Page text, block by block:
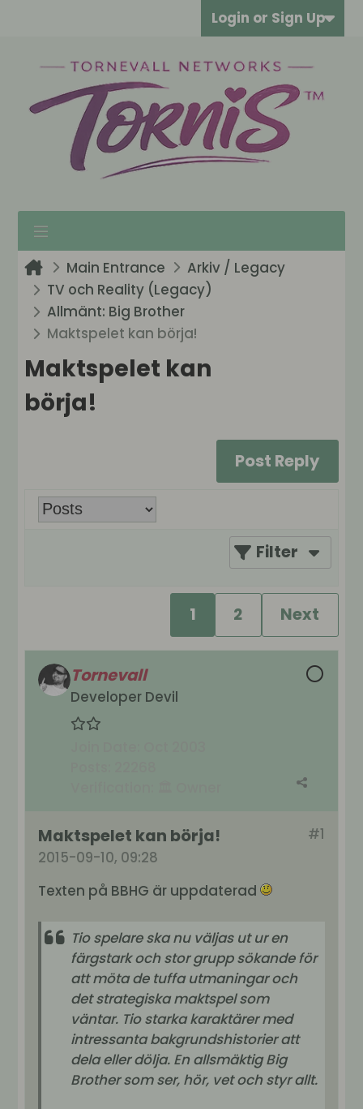
Login or Sign Up
Main Entrance
Arkiv / Legacy
TV och Reality (Legacy)
Allmänt: Big Brother
Maktspelet kan börja!
Maktspelet kan
börja!
Post Reply
Filter
1 2 Next
Tornevall
Developer Devil
#1
Maktspelet kan börja!
2015-09-10, 09:28
Texten på BBHG är uppdaterad
Tio spelare ska nu väljas ut ur en
färgstark och stor grupp sökande för
att möta de tuffa utmaningar och
det strategiska maktspel som
väntar. Tio starka karaktärer med
intressanta bakgrundshistorier att
dela eller dölja. En allsmäktig Big
Brother som ser, hör, vet och styr allt.